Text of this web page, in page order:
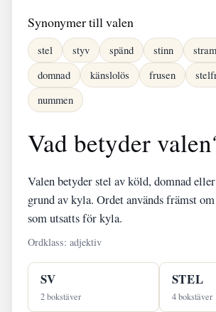
Synonymer till valen
stel styv spänd stinn stram
domnad
känslolös frusen
nummen
Vad betyder
Valen betyder stel av köld, domnad
grund av kyla. Ordet används främst
som utsatts för kyla.
Ordklass: adjektiv
SV
2 bokstäver
STEL
4 bokstäver